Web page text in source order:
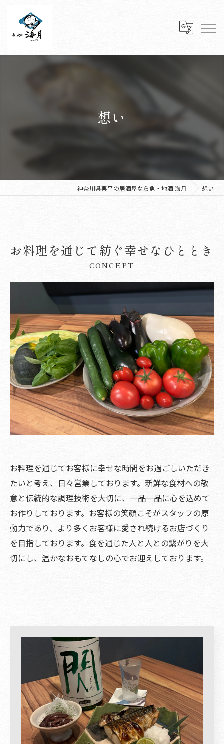
想い
神奈川県栗平の居酒屋なら魚・地酒 海月 想い
お料理を通じて紡ぐ幸せなひととき
CONCEPT
お料理を通じてお客様に幸せな時間をお過ごしいただき
たいと考え、日々営業しております。新鮮な食材への敬
意と伝統的な調理技術を大切に、一品一品に心を込めて
お作りしております。お客様の笑顔こそがスタッフの原
動力であり、より多くお客様に愛され続けるお店づくり
を目指しております。食を通じた人と人との繋がりを大
切にし、温かなおもてなしの心でお迎えしております。